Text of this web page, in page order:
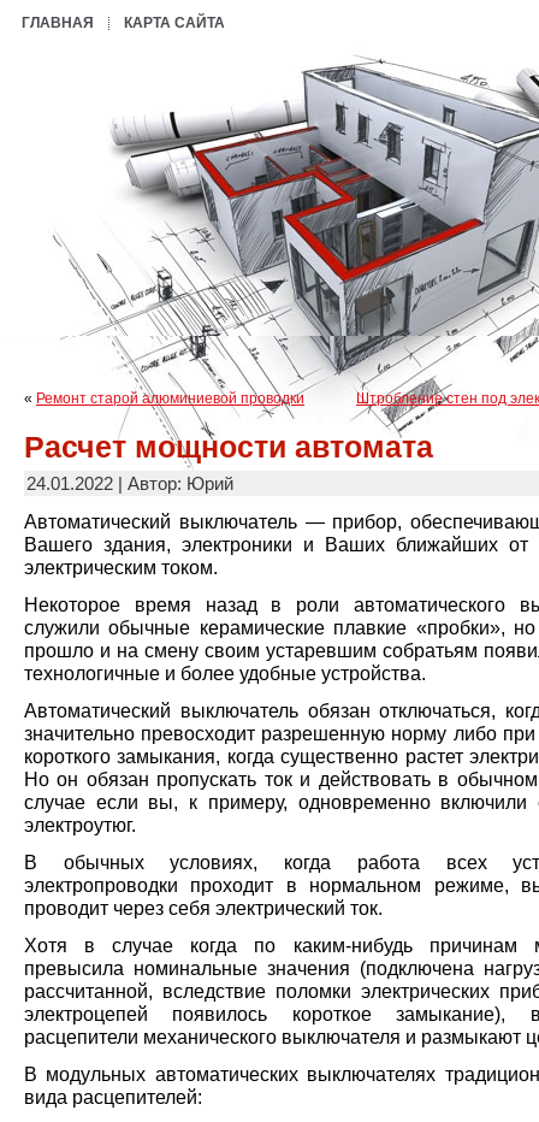
ГЛАВНАЯ КАРТА САЙТА
« Ремонт старой алюминиевой проводки Штробление стен под
Расчет мощности автомата
24.01.2022 | Автор: Юрий
Автоматический выключатель — прибор,
Вашего здания, электроники и Ваших ближайших от
электрическим током.
Некоторое время назад в роли автоматического
служили обычные керамические плавкие «пробки»,
прошло и на смену своим устаревшим собратьям
технологичные и более удобные устройства.
Автоматический выключатель обязан отключаться,
значительно превосходит разрешенную норму либо
короткого замыкания, когда существенно растет
Но он обязан пропускать ток и действовать в
случае если вы, к примеру, одновременно включили
электроутюг.
В обычных условиях, когда работа всех
электропроводки проходит в нормальном режиме,
проводит через себя электрический ток.
Хотя в случае когда по каким-нибудь причинам
превысила номинальные значения (подключена
рассчитанной, вследствие поломки электрических
электроцепей появилось короткое замыкание),
расцепители механического выключателя и размыкают
В модульных автоматических выключателях
вида расцепителей: